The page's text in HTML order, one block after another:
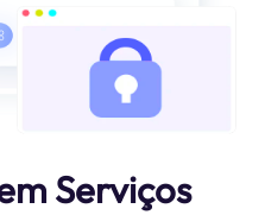
Serviços